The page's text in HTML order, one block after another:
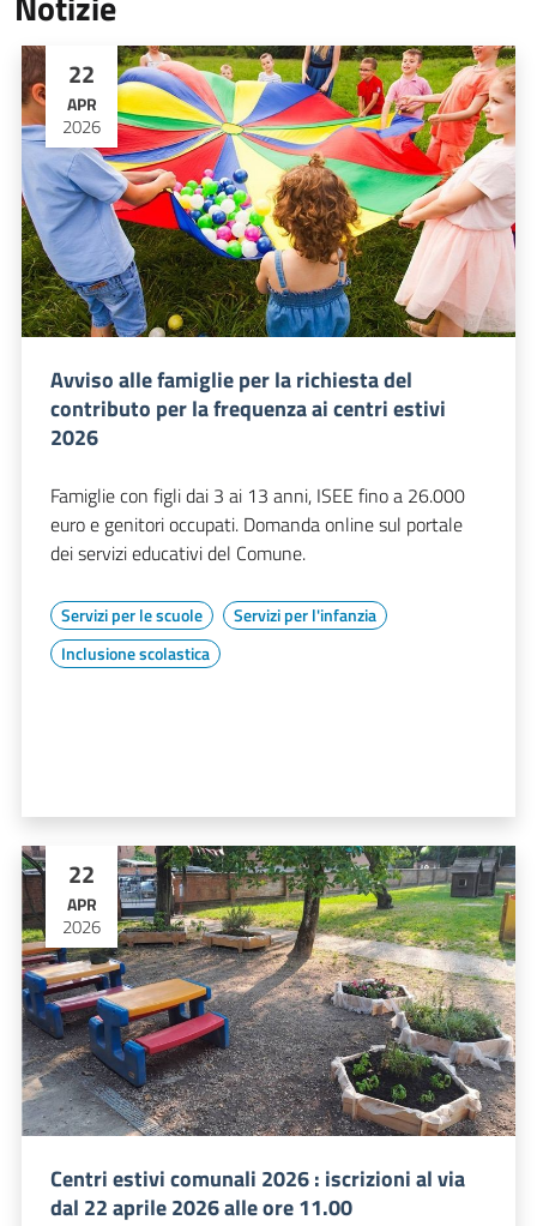
22
APR
2026
Avviso alle famiglie per la richiesta del
contributo per la frequenza ai centri estivi
2026
Famiglie con figli dai 3 ai 13 anni, ISEE fino a 26.000
euro e genitori occupati. Domanda online sul portale
dei servizi educativi del Comune.
Servizi per le scuole
Servizi per l'infanzia
Inclusione scolastica
22
APR
2026
Centri estivi comunali 2026 : iscrizioni al via
dal 22 aprile 2026 alle ore 11.00